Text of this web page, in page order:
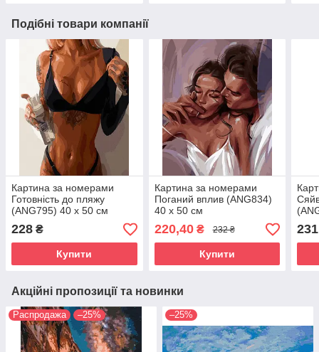
Подібні товари компанії
Картина за номерами
Готовність до пляжу
(ANG795) 40 х 50 см
228 ₴
Купити
Картина за номерами
Поганий вплив (ANG834)
40 х 50 см
220,40₴ 232 ₴
Купити
231
Акційні пропозиції та новинки
Распродажа –25% –25%